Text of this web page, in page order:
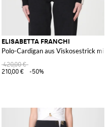
ELISABETTA FRANCHI
Polo-Cardigan aus Viskosestrick mit
420,00 €
210,00 €
-50%